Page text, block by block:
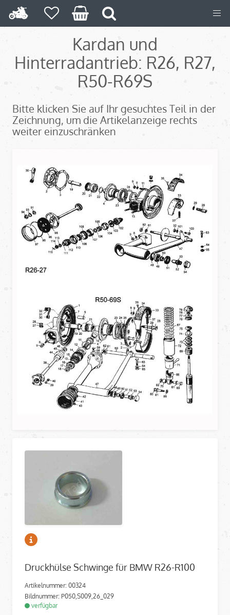
Kardan und
Hinterradantrieb: R26, R27,
R50-R69S
Bitte klicken Sie auf Ihr gesuchtes Teil in der
Zeichnung, um die Artikelanzeige rechts
weiter einzuschränken
Druckhülse Schwinge für BMW R26-R100
Artikelnummer: 00324
Bildnummer: P050,S009,26_029
verfügbar